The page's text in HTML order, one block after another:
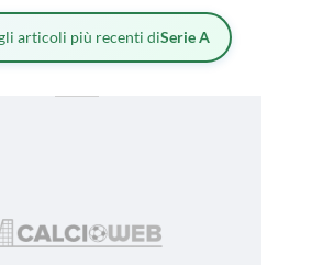
articoli più recenti diSerie A